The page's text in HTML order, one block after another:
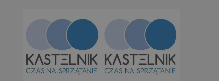
Niezbędne pliki cookie umożliwiają korzystanie z podstawowych
takich jak logowanie użytkownika i zarządzanie kontem. Bez
można prawidłowo korzystać ze strony internetowej.
Nazwa
Provider/
Domena